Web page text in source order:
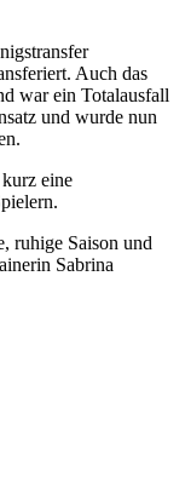
Auch das
war ein Totalausfall
und wurde nun
eine
ruhige Saison und
Sabrina